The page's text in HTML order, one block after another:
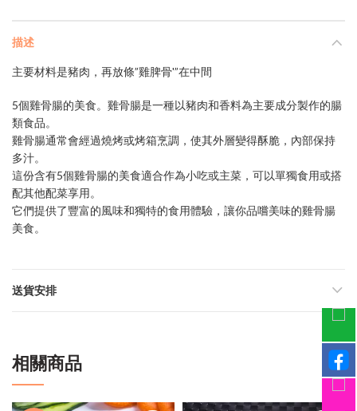
描述
主要材料是豬肉，再放條”雞脾骨'”在中間
5個雞骨腸的美食。雞骨腸是一種以豬肉和香料為主要成分製作的腸
類食品。
雞骨腸通常會經過燒烤或烤箱烹調，使其外層變得酥脆，內部保持
多汁。
這份含有5個雞骨腸的美食適合作為小吃或主菜，可以單獨食用或搭
配其他配菜享用。
它們提供了豐富的風味和獨特的食用體驗，讓你品嚐美味的雞骨腸
美食。
送貨安排
相關商品